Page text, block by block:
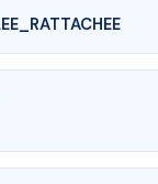
AB2672608
LAGUNE